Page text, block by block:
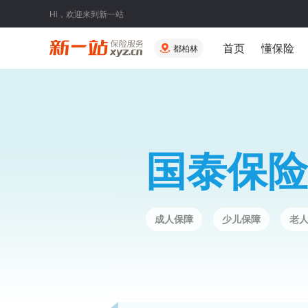
Hi，欢迎来到新一站
都柏林 首页 懂保险
国泰保
成人保障 少儿保障 老